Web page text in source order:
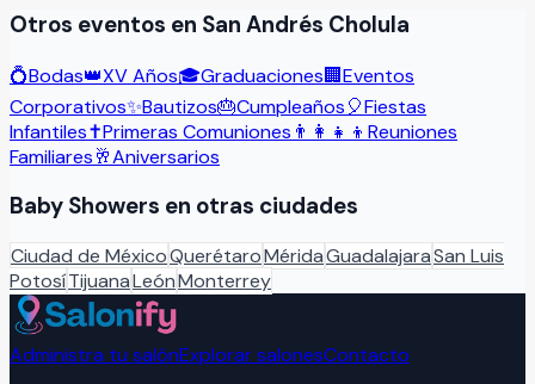
Otros eventos en San Andrés Cholula
💍Bodas👑XV Años🎓Graduaciones🏢Eventos
Corporativos✨Bautizos🎂Cumpleaños🎈Fiestas
Infantiles✝️Primeras Comuniones 👨‍👩‍👧‍👦 Reuniones
Familiares🥂Aniversarios
Baby Showers en otras ciudades
Ciudad de MéxicoQuerétaroMéridaGuadalajaraSan Luis
PotosíTijuanaLeónMonterrey
Administra tu salónExplorar salonesContacto